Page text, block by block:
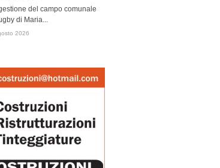
del campo comunale
di Maria...
2026